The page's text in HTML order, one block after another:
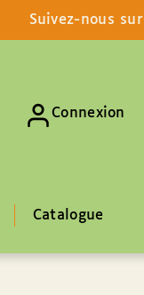
Suivez-nous sur
Connexion
Catalogue